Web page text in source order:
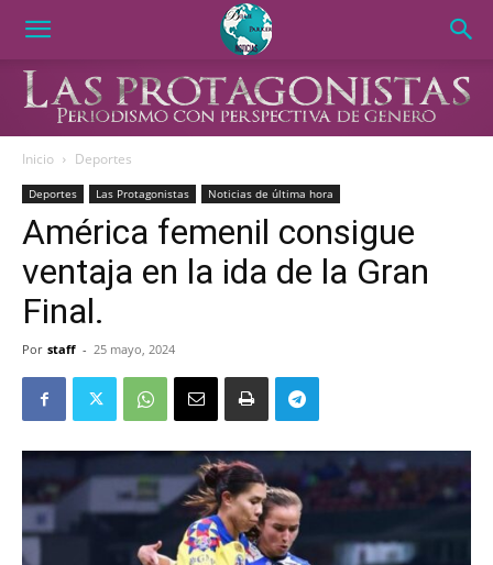
Inicio Deportes
Deportes Las Protagonistas Noticias de última hora
América femenil consigue
ventaja en la ida de la Gran
Final.
Por staff - 25 mayo, 2024